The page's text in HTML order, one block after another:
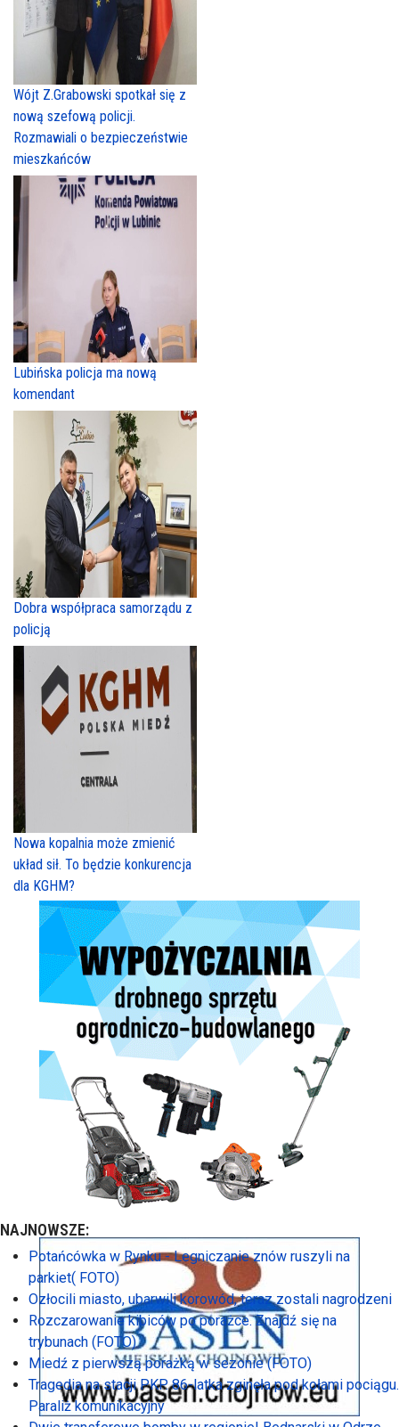
Wójt Z.Grabowski spotkał się z
nową szefową policji.
Rozmawiali o bezpieczeństwie
mieszkańców
Lubińska policja ma nową
komendant
Dobra współpraca samorządu z
policją
Nowa kopalnia może zmienić
układ sił. To będzie konkurencja
dla KGHM?
NAJNOWSZE:
Potańcówka w Rynku - Legniczanie znów ruszyli na
parkiet( FOTO)
Ozłocili miasto, ubarwili korowód, teraz zostali nagrodzeni
Rozczarowanie kibiców po porażce. Znajdź się na
trybunach (FOTO)
Miedź z pierwszą porażką w sezonie (FOTO)
Tragedia na stacji PKP. 86-latka zginęła pod kołami pociągu.
Paraliż komunikacyjny